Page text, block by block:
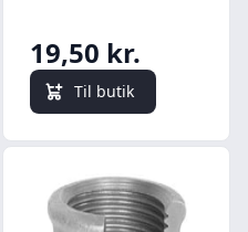
19,50 kr.
Til butik